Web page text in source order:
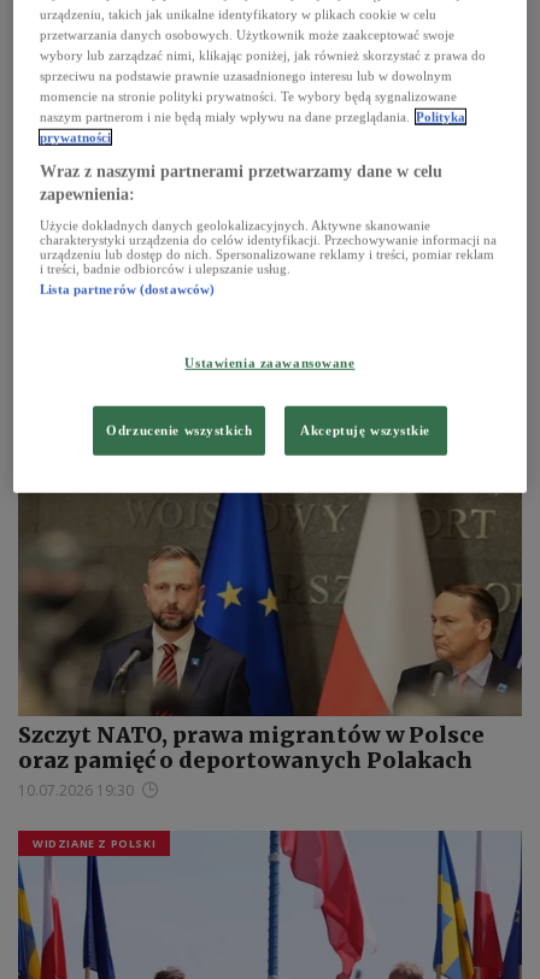
WIDZIANE Z POLSKI
bezpieczeństwo Europy i energia z Bałtyku
Szczyt NATO, prawa migrantów w Polsce
oraz pamięć o deportowanych Polakach
10.07.2026 19:30
WIDZIANE Z POLSKI
urządzeniu, takich jak unikalne identyfikatory w plikach cookie w celu
przetwarzania danych osobowych. Użytkownik może zaakceptować swoje
wybory lub zarządzać nimi, klikając poniżej, jak również skorzystać z prawa do
sprzeciwu na podstawie prawnie uzasadnionego interesu lub w dowolnym
momencie na stronie polityki prywatności. Te wybory będą sygnalizowane
naszym partnerom i nie będą miały wpływu na dane przeglądania.
Polityka
prywatności
Wraz z naszymi partnerami przetwarzamy dane w celu
zapewnienia:
Użycie dokładnych danych geolokalizacyjnych. Aktywne skanowanie
charakterystyki urządzenia do celów identyfikacji. Przechowywanie informacji na
urządzeniu lub dostęp do nich. Spersonalizowane reklamy i treści, pomiar reklam
i treści, badnie odbiorców i ulepszanie usług.
Lista partnerów (dostawców)
Ustawienia zaawansowane
Odrzucenie wszystkich Akceptuję wszystkie